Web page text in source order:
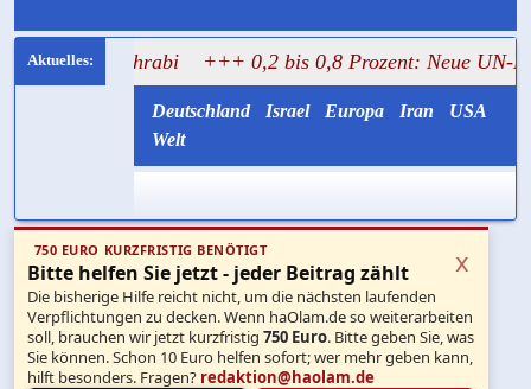
+++ 0,2 bis 0,8 Prozent: Neue UN-Daten
Deutschland Israel Europa Iran
USA
Welt
750 EURO KURZFRISTIG BENÖTIGT
Bitte helfen Sie jetzt - jeder Beitrag zählt
Die bisherige Hilfe reicht nicht, um die nächsten laufenden
Verpflichtungen zu decken. Wenn haOlam.de so weiterarbeiten
soll, brauchen wir jetzt kurzfristig750 Euro. Bitte geben Sie, was
Sie können. Schon 10 Euro helfen sofort; wer mehr geben kann,
hilft besonders. Fragen? redaktion@haolam.de
x